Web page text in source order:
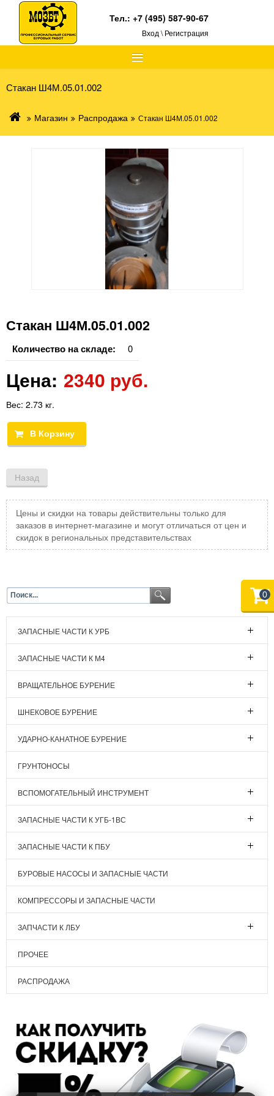
≡
Тел.:+7 (495) 587-90-67
Вход \ Регистрация
Стакан Ш4М.05.01.002
Магазин Распродажа Стакан Ш4М.05.01.002
Стакан Ш4М.05.01.002
Количество на складе: 0
Цена: 2340 руб.
Вес: 2.73 кг.
Цены и скидки на товары действительны только для
заказов в интернет-магазине и могут отличаться от цен и
скидок в региональных представительствах
ЗАПАСНЫЕ ЧАСТИ К УРБ
ЗАПАСНЫЕ ЧАСТИ К М4
ВРАЩАТЕЛЬНОЕ БУРЕНИЕ
ШНЕКОВОЕ БУРЕНИЕ
УДАРНО-КАНАТНОЕ БУРЕНИЕ
ГРУНТОНОСЫ
ВСПОМОГАТЕЛЬНЫЙ ИНСТРУМЕНТ
ЗАПАСНЫЕ ЧАСТИ К УГБ-1ВС
ЗАПАСНЫЕ ЧАСТИ К ПБУ
БУРОВЫЕ НАСОСЫ И ЗАПАСНЫЕ ЧАСТИ
КОМПРЕССОРЫ И ЗАПАСНЫЕ ЧАСТИ
ЗАПЧАСТИ К ЛБУ
ПРОЧЕЕ
РАСПРОДАЖА
0